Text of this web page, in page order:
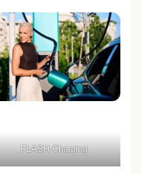
FLASH Charging